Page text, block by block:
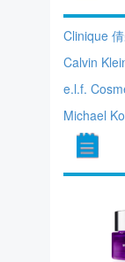
Clinique
Calvin
Michael